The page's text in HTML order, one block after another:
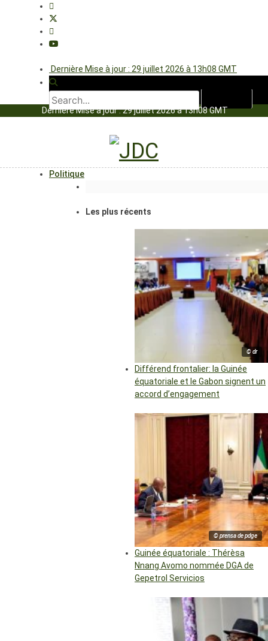
Dernière Mise à jour : 29 juillet 2026 à 13h08 GMT
Dernière Mise à jour : 29 juillet 2026 à 13h08 GMT
Politique
Les plus récents
© dr
Différend frontalier: la Guinée
équatoriale et le Gabon signent un
accord d’engagement
© prensa de pdge
Guinée équatoriale : Thérèsa
Nnang Avomo nommée DGA de
Gepetrol Servicios